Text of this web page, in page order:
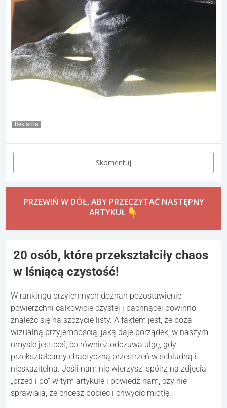
Reklama
Skomentuj
PRZEWIŃ W DÓŁ, ABY PRZECZYTAĆ NASTĘPNY
ARTYKUŁ
20 osób, które przekształciły chaos
w lśniącą czystość!
W rankingu przyjemnych doznań pozostawienie
powierzchni całkowicie czystej i pachnącej powinno
znaleźć się na szczycie listy. A faktem jest, że poza
wizualną przyjemnością, jaką daje porządek, w naszym
umyśle jest coś, co również odczuwa ulgę, gdy
przekształcamy chaotyczną przestrzeń w schludną i
nieskazitelną. Jeśli nam nie wierzysz, spójrz na zdjęcia
„przed i po” w tym artykule i powiedz nam, czy nie
sprawiają, że chcesz pobiec i chwycić miotłę.